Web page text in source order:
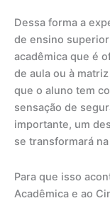
Dessa forma a
de ensino
acadêmica que é
de aula ou à
que o aluno tem
sensação de
importante, um
se transformará
Para que isso
Acadêmica e ao